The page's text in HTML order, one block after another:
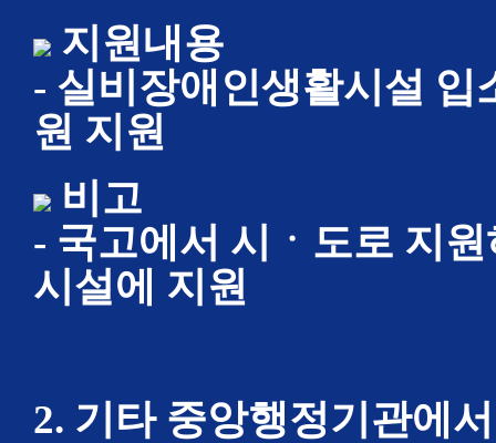
지원내용
- 실비장애인생활시설 입
원 지원
비고
- 국고에서 시ㆍ도로 지
시설에 지원
2. 기타 중앙행정기관에